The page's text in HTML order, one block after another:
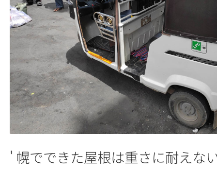
' 幌でできた屋根は重さに耐えな